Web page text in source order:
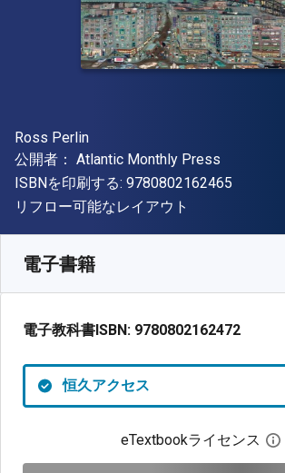
著者
Ross Perlin
出版社
公開者： Atlantic Monthly Press
ISBNを印刷する: 9780802162465
形式
リフロー可能なレイアウト
電子書籍
電子教科書ISBN: 9780802162472
恒久アクセス
eTextbookライセンス